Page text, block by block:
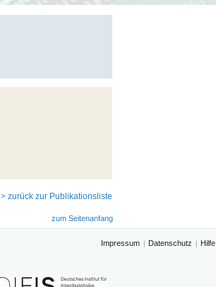
> zurück zur Publikationsliste
zum Seitenanfang
Impressum Datenschutz Hilfe